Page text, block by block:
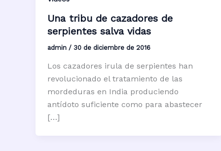
Una tribu de cazadores de
serpientes salva vidas
admin / 30 de diciembre de 2016
Los cazadores irula de serpientes han
revolucionado el tratamiento de las
mordeduras en India produciendo
antídoto suficiente como para abastecer
[…]